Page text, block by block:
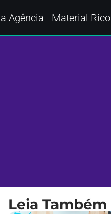
Agência Material Rico
Leia Também